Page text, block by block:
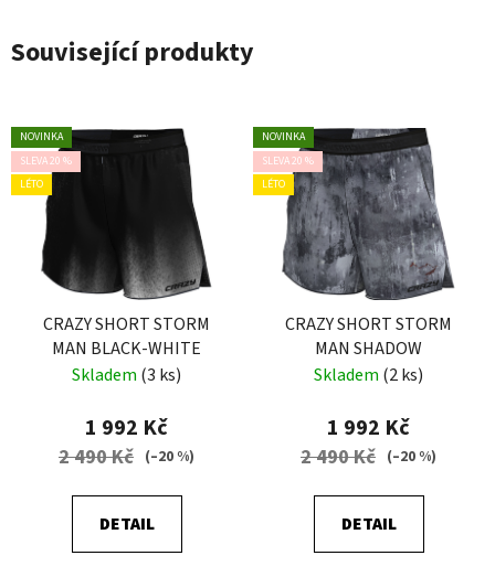
Související produkty
NOVINKA
SLEVA 20 %
LÉTO
CRAZY SHORT STORM
MAN BLACK-WHITE
Skladem (3 ks)
1 992 Kč
2 490 Kč (–20 %)
DETAIL
NOVINKA
SLEVA 20 %
LÉTO
CRAZY SHORT STORM
MAN SHADOW
Skladem (2 ks)
1 992 Kč
2 490 Kč (–20 %)
DETAIL